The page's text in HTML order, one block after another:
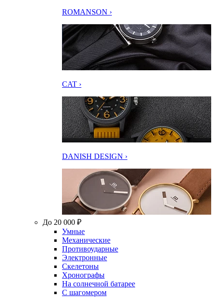
ROMANSON ›
CAT ›
DANISH DESIGN ›
До 20 000 ₽
Умные
Механические
Противоударные
Электронные
Скелетоны
Хронографы
На солнечной батарее
С шагомером